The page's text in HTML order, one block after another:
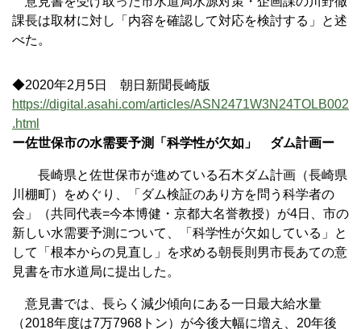
課長は取材に対し「内容を確認して対応を検討する」と述
べた。
◆2020年2月5日 朝日新聞長崎版
https://digital.asahi.com/articles/ASN2471W3N24TOLB002
.html
ー佐世保市の水需要予測「科学性が欠如」 ダム計画ー
長崎県と佐世保市が進めている石木ダム計画（長崎県
川棚町）をめぐり、「ダム検証のあり方を問う科学者の
会」（共同代表=今本博健・京都大名誉教授）が4日、市の
新しい水需要予測について、「科学性が欠如している」と
して「根本からの見直し」を求める朝長則男市長あての意
見書を市水道局に提出した。
意見書では、長らく減少傾向にある一日最大給水量
（2018年度は7万7968トン）が今後大幅に増え、20年後